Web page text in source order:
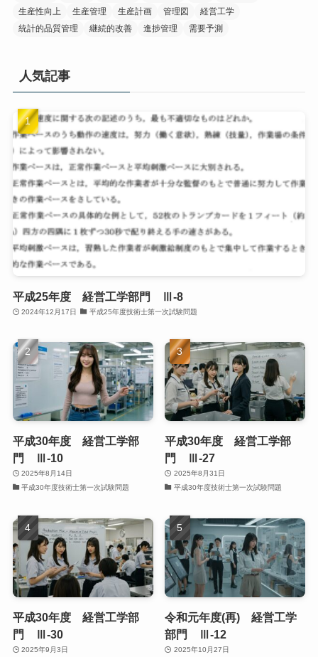
生産性向上
生産管理 生産計画 管理図
経営工学
統計的品質管理
継続的改善 進捗管理 需要予測
人気記事
平成25年度 経営工学部門 Ⅲ-8
2024年12月17日 平成25年度技術士第一次試験問題
平成30年度 経営工学部
門 Ⅲ-10
2025年8月14日
平成30年度技術士第一次試験問題
平成30年度 経営工学部
門 Ⅲ-27
2025年8月31日
平成30年度技術士第一次試験問題
平成30年度 経営工学部
門 Ⅲ-30
2025年9月3日
令和元年度(再) 経営工学
部門 Ⅲ-12
2025年10月27日